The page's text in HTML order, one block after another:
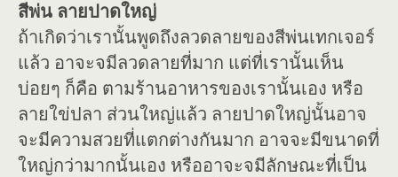
สีพ่น ลายปาดใหญ่
ถ้าเกิดว่าเรานั้นพูดถึงลวดลายของสีพ่นเทกเจอร์
แล้ว อาจะจมีลวดลายที่มาก แต่ที่เรานั้นเห็น
บ่อยๆ ก็คือ ตามร้านอาหารของเรานั้นเอง หรือ
ลายใข่ปลา ส่วนใหญ่แล้ว ลายปาดใหญ่นั้นอาจ
จะมีความสวยที่แตกต่างกันมาก อาจจะมีขนาดที่
ใหญ่กว่ามากนั้นเอง หรืออาจะจมีลักษณะที่เป็น